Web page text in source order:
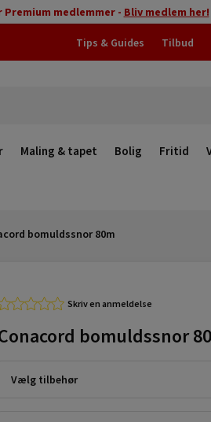
medlemmer - Bliv medlem her!
Tips & Guides Tilbud
Maling & tapet Bolig Fritid
bomuldssnor 80m
Skriv en anmeldelse
bomuldssnor
Vælg tilbehør